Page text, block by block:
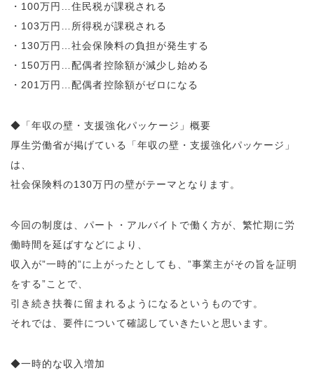
・100万円…住民税が課税される
・103万円…所得税が課税される
・130万円…社会保険料の負担が発生する
・150万円…配偶者控除額が減少し始める
・201万円…配偶者控除額がゼロになる
◆「年収の壁・支援強化パッケージ」概要
厚生労働省が掲げている「年収の壁・支援強化パッケージ」
は、
社会保険料の130万円の壁がテーマとなります。
今回の制度は、パート・アルバイトで働く方が、繁忙期に労
働時間を延ばすなどにより、
収入が”一時的”に上がったとしても、”事業主がその旨を証明
をする”ことで、
引き続き扶養に留まれるようになるというものです。
それでは、要件について確認していきたいと思います。
◆一時的な収入増加